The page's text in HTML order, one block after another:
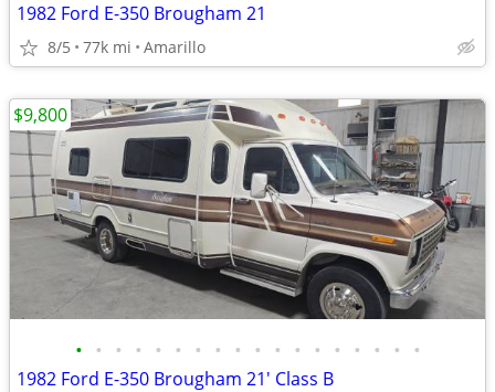
1982 Ford E-350 Brougham 21
8/5 77k mi Amarillo
• • • • • • • • • • • • • • • • • •
1982 Ford E-350 Brougham 21' Class B
$9,800